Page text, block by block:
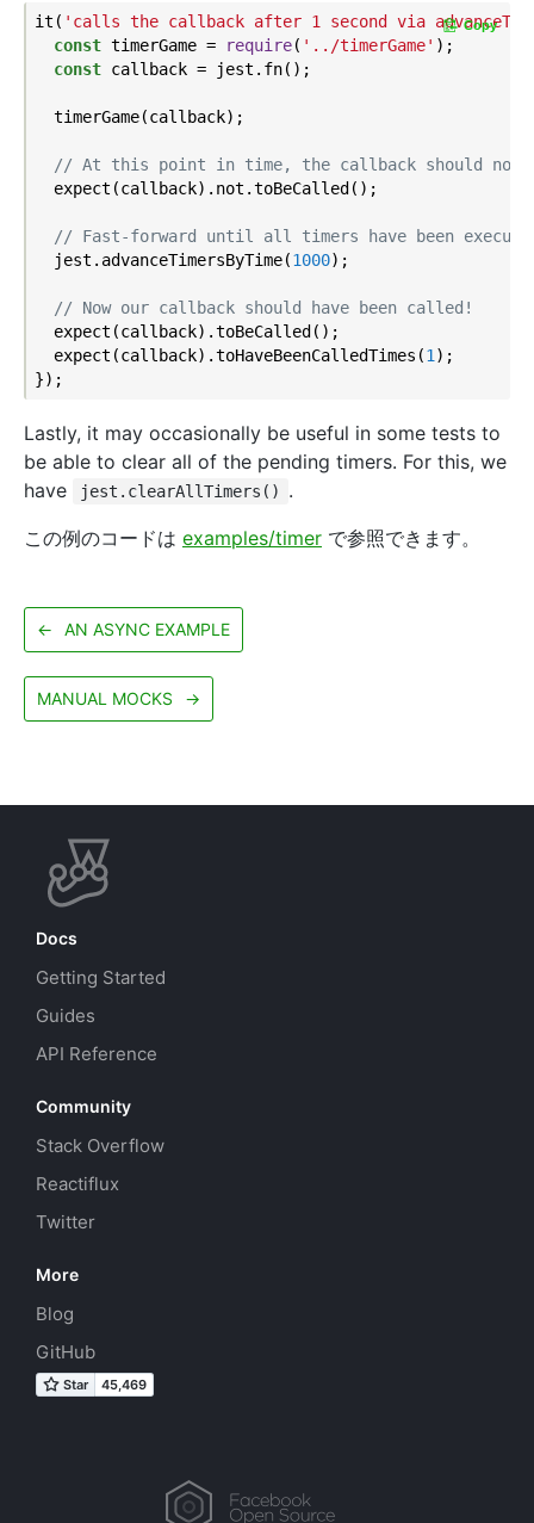
it( 'calls the callback after 1 second via
const timerGame = require( '../timerGame' );
const callback = jest.fn();
  timerGame(callback);
// At this point in time, the callback should not
  expect(callback).not.toBeCalled();
// Fast-forward until all timers have been
  jest.advanceTimersByTime(
1000);
// Now our callback should have been called!
  expect(callback).toBeCalled();
  expect(callback).toHaveBeenCalledTimes(
1);
Copy
Lastly, it may occasionally be useful in some tests to
be able to clear all of the pending timers. For this, we
have
jest.clearAllTimers()
.
この例のコードは examples/timer で参照できます。
← AN ASYNC EXAMPLE
MANUAL MOCKS →
Docs
Getting Started
Guides
API Reference
Community
Stack Overflow
Reactiflux
Twitter
More
Blog
GitHub